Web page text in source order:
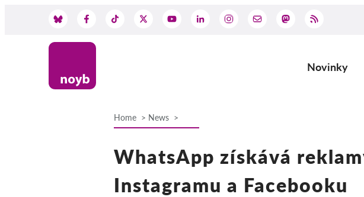
Main
Novinky
Home News
WhatsApp získává
Instagramu a Facebooku